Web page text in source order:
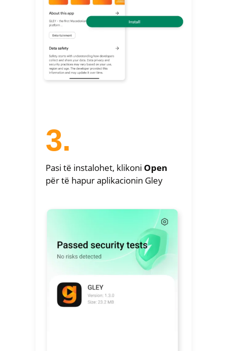
3.
Pasi të instalohet, klikoni Open
për të hapur aplikacionin Gley